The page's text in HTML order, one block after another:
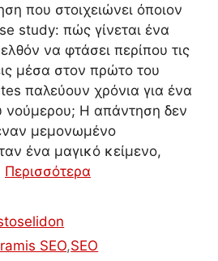
που στοιχειώνει όποιον
study: πώς γίνεται ένα
να φτάσει περίπου τις
μέσα στον πρώτο του
παλεύουν χρόνια για ένα
νούμερου; Η απάντηση δεν
μεμονωμένο
ένα μαγικό κείμενο,
Περισσότερα
SEO,SEO